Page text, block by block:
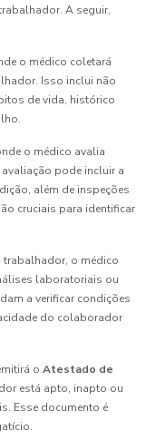
A seguir,
o médico coletará
Isso inclui não
de vida, histórico
o médico avalia
pode incluir a
além de inspeções
cruciais para identificar
trabalhador, o médico
laboratoriais ou
a verificar condições
do colaborador
o Atestado de
está apto, inapto ou
Esse documento é